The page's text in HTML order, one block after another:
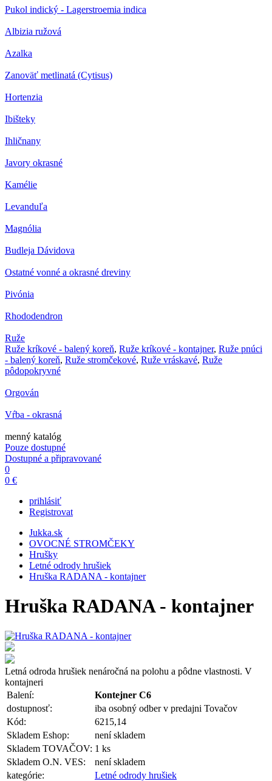
Pukol indický - Lagerstroemia indica
Albizia ružová
Azalka
Zanoväť metlinatá (Cytisus)
Hortenzia
Ibišteky
Ihličnany
Javory okrasné
Kamélie
Levanduľa
Magnólia
Budleja Dávidova
Ostatné vonné a okrasné dreviny
Pivónia
Rhododendron
Ruže
Ruže kríkové - balený koreň, Ruže kríkové - kontajner, Ruže pnúci
- balený koreň, Ruže stromčekové, Ruže vráskavé, Ruže
pôdopokryvné
Orgován
Vŕba - okrasná
menný katalóg
Pouze dostupné
Dostupné a připravované
0
0 €
prihlásiť
Registrovat
Jukka.sk
OVOCNÉ STROMČEKY
Hrušky
Letné odrody hrušiek
Hruška RADANA - kontajner
Hruška RADANA - kontajner
Letná odroda hrušiek nenáročná na polohu a pôdne vlastnosti. V
kontajneri
Balení:
Kontejner C6
dostupnosť:
iba osobný odber v predajni Tovačov
Kód:
6215,14
Skladem Eshop:
není skladem
Skladem TOVAČOV: 1 ks
Skladem O.N. VES:
není skladem
kategórie:
Letné odrody hrušiek